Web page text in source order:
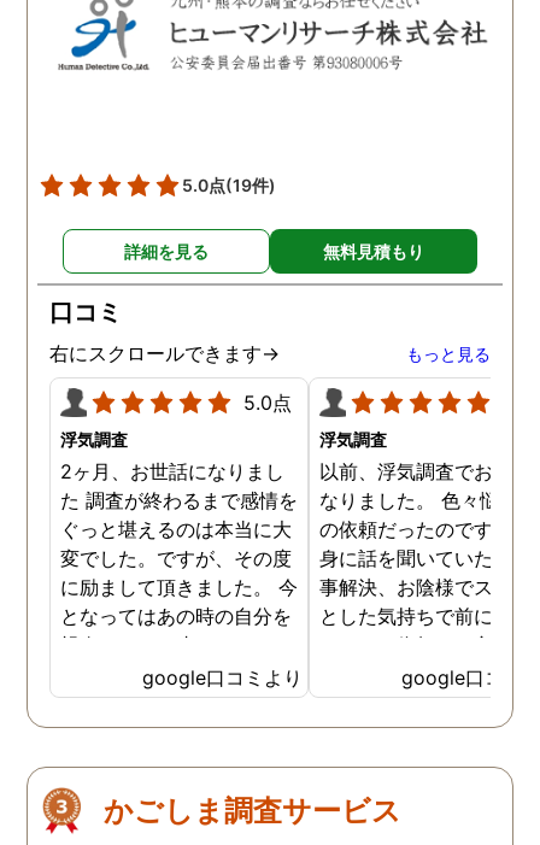
5.0点(19件)
詳細を見る 無料見積もり
口コミ
右にスクロールできます→ もっと見る
5.0点
浮気調査
2ヶ月、お世話になりまし
た 調査が終わるまで感情を
ぐっと堪えるのは本当に大
変でした。ですが、その度
に励まして頂きました。 今
となってはあの時の自分を
親身になって止めてくださ
ったおかげでここまでの証
拠が撮れたのだと感謝して
います。 これからもお身体
に苦しんでいる方々の為に
がんばってください👍！ …
google口コミより
浮気調査
以前、浮気調査でお世話
なりました。 色々悩ん
の依頼だったのですが、
身に話を聞いていただき
事解決、お陰様でスッキ
とした気持ちで前に進め
います。依頼して良かっ
です、ありがとうござい
した。
google口コミ
かごしま調査サービス